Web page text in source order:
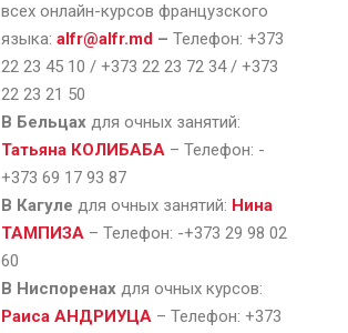
всех онлайн-курсов французского
языка: alfr@alfr.md – Телефон: +373
22 23 45 10 / +373 22 23 72 34 / +373
22 23 21 50
В Бельцах для очных занятий:
Татьяна КОЛИБАБА – Телефон: -
+373 69 17 93 87
В Кагуле для очных занятий: Нина
ТАМПИЗА – Телефон: -+373 29 98 02
60
В Ниспоренах для очных курсов:
Раиса АНДРИУЦА – Телефон: +373